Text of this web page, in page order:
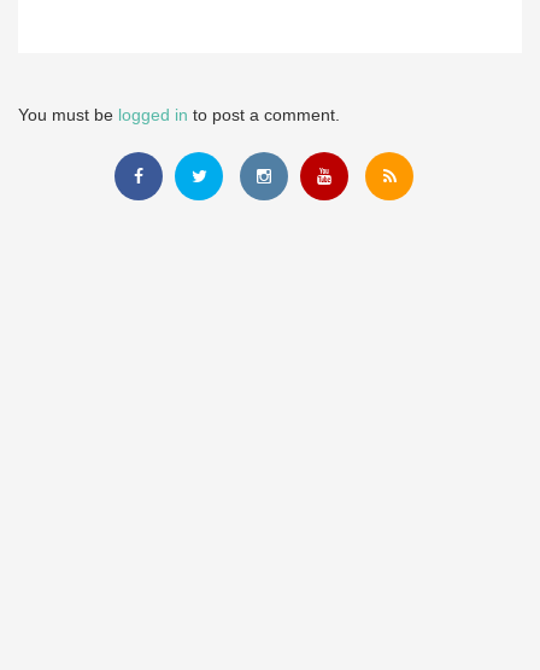
You must be logged in to post a comment.